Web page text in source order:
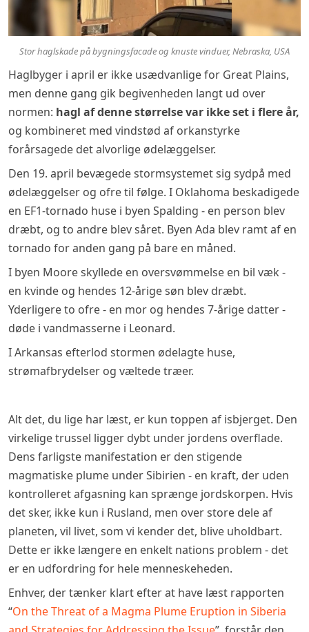
Stor haglskade på bygningsfacade og knuste vinduer, Nebraska, USA
Haglbyger i april er ikke usædvanlige for Great Plains,
men denne gang gik begivenheden langt ud over
normen: hagl af denne størrelse var ikke set i flere år,
og kombineret med vindstød af orkanstyrke
forårsagede det alvorlige ødelæggelser.
Den 19. april bevægede stormsystemet sig sydpå med
ødelæggelser og ofre til følge. I Oklahoma beskadigede
en EF1-tornado huse i byen Spalding - en person blev
dræbt, og to andre blev såret. Byen Ada blev ramt af en
tornado for anden gang på bare en måned.
I byen Moore skyllede en oversvømmelse en bil væk -
en kvinde og hendes 12-årige søn blev dræbt.
Yderligere to ofre - en mor og hendes 7-årige datter -
døde i vandmasserne i Leonard.
I Arkansas efterlod stormen ødelagte huse,
strømafbrydelser og væltede træer.
Alt det, du lige har læst, er kun toppen af isbjerget. Den
virkelige trussel ligger dybt under jordens overflade.
Dens farligste manifestation er den stigende
magmatiske plume under Sibirien - en kraft, der uden
kontrolleret afgasning kan sprænge jordskorpen. Hvis
det sker, ikke kun i Rusland, men over store dele af
planeten, vil livet, som vi kender det, blive uholdbart.
Dette er ikke længere en enkelt nations problem - det
er en udfordring for hele menneskeheden.
Enhver, der tænker klart efter at have læst rapporten
“On the Threat of a Magma Plume Eruption in Siberia